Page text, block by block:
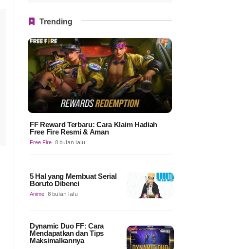
Trending
FF Reward Terbaru: Cara Klaim Hadiah
Free Fire Resmi & Aman
Free Fire 8 bulan lalu
5 Hal yang Membuat Serial
Boruto Dibenci
Anime 8 bulan lalu
Dynamic Duo FF: Cara
Mendapatkan dan Tips
Maksimalkannya